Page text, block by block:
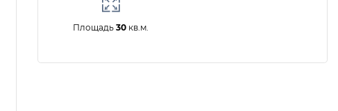
Площадь30 кв.м.